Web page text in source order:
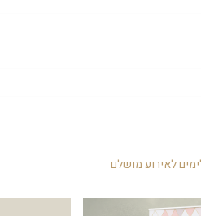
וגם לאחר מכן בבית.
כך שכולם יקחו אותם לביתם בתום האירוע.
באמצע השולחן.
לאירוע מושלם